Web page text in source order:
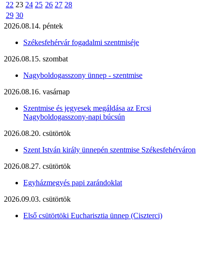
22 23 24 25 26 27 28
29 30
2026.08.14. péntek
Székesfehérvár fogadalmi szentmiséje
2026.08.15. szombat
Nagyboldogasszony ünnep - szentmise
2026.08.16. vasárnap
Szentmise és jegyesek megáldása az Ercsi
Nagyboldogasszony-napi búcsún
2026.08.20. csütörtök
Szent István király ünnepén szentmise Székesfehérváron
2026.08.27. csütörtök
Egyházmegyés papi zarándoklat
2026.09.03. csütörtök
Első csütörtöki Eucharisztia ünnep (Ciszterci)